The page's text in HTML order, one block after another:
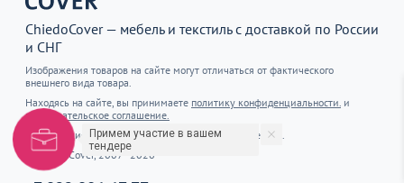
ChiedoCover — мебель и текстиль с доставкой по России
и СНГ
Изображения товаров на сайте могут отличаться от фактического
внешнего вида товара.
Находясь на сайте, вы принимаете политику конфиденциальности. и
пользовательское соглашение.
Информация на сайте не является публичной офертой.
© ChiedoCover, 2007–2026
Примем участие в вашем
тендере